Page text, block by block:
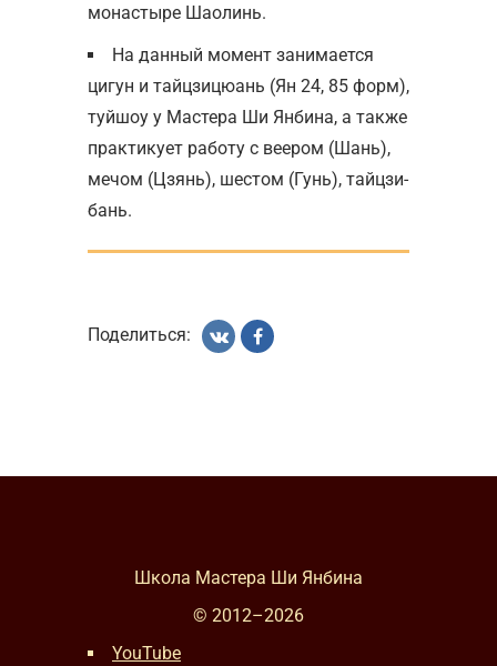
монастыре Шаолинь.
На данный момент занимается
цигун и тайцзицюань (Ян 24, 85 форм),
туйшоу у Мастера Ши Янбина, а также
практикует работу с веером (Шань),
мечом (Цзянь), шестом (Гунь), тайцзи-
бань.
Поделиться:
Школа Мастера Ши Янбина
© 2012–2026
YouTube